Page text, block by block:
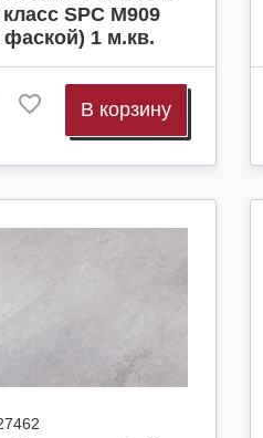
SPC M909
фаской) 1 м.кв.
В корзину